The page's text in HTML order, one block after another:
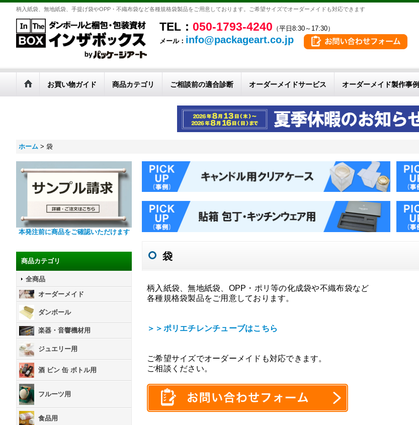
柄入紙袋、無地紙袋、手提げ袋やOPP・不織布袋など各種規格袋製品をご用意しております。ご希望サイズでオーダーメイドも対応できます
TEL： 050-1793-4240 （平日8:30～17:30）
メール： info@packageart.co.jp
お買い物ガイド 商品カテゴリ ご相談前の適合診断 オーダーメイドサービス オーダーメイド製作事例
ホーム > 袋
本発注前に商品をご確認いただけます
商品カテゴリ
全商品
オーダーメイド
ダンボール
楽器・音響機材用
ジュエリー用
酒 ビン 缶 ボトル用
フルーツ用
食品用
袋
柄入紙袋、無地紙袋、OPP・ポリ等の化成袋や不織布袋など
各種規格袋製品をご用意しております。
＞＞ポリエチレンチューブはこちら
ご希望サイズでオーダーメイドも対応できます。
ご相談ください。